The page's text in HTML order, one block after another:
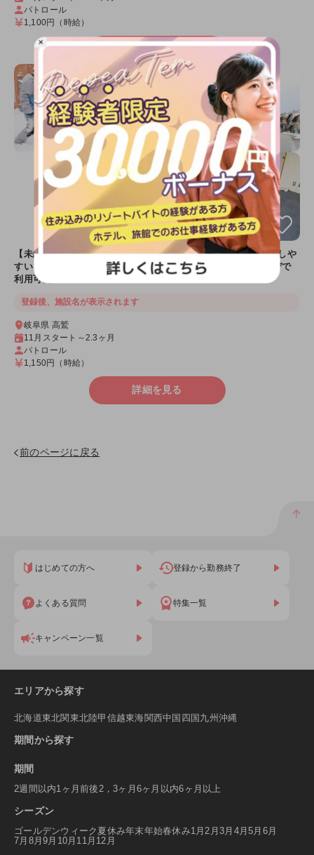
パトロール
1,100円 （時給）
詳細を見る
【未経験歓迎】Wi-Fi完備＆相部屋でにぎやかに過ごせる過ごしや
すいリゾートバイト！勤務中に使えるリフト券は周辺ゲレンデで
利用可能
登録後、施設名が表示されます
岐阜県 高鷲
11月スタート～2.3ヶ月
パトロール
1,150円
（時給）
詳細を見る
前のページに戻る
はじめての方へ 登録から勤務終了
よくある質問 特集一覧
キャンペーン一覧
エリアから探す
北海道東北関東北陸甲信越東海関西中国 四国 九州 沖縄
期間から探す
期間
2週間以内1ヶ月前後 2，3ヶ月 6ヶ月以内6ヶ月以上
シーズン
ゴールデンウィーク 夏休み年末年始春休み1月 2月3月 4月5月 6月
7月 8月9月 10月 11月 12月
×